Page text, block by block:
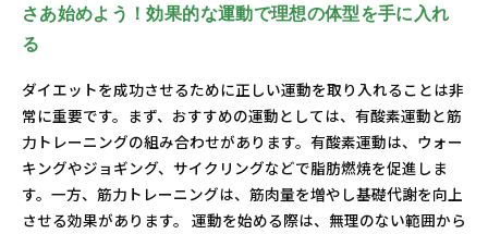
さあ始めよう！効果的な運動で理想の体型を手に入れ
る
ダイエットを成功させるために正しい運動を取り入れることは非
常に重要です。まず、おすすめの運動としては、有酸素運動と筋
力トレーニングの組み合わせがあります。有酸素運動は、ウォー
キングやジョギング、サイクリングなどで脂肪燃焼を促進しま
す。一方、筋力トレーニングは、筋肉量を増やし基礎代謝を向上
させる効果があります。 運動を始める際は、無理のない範囲から